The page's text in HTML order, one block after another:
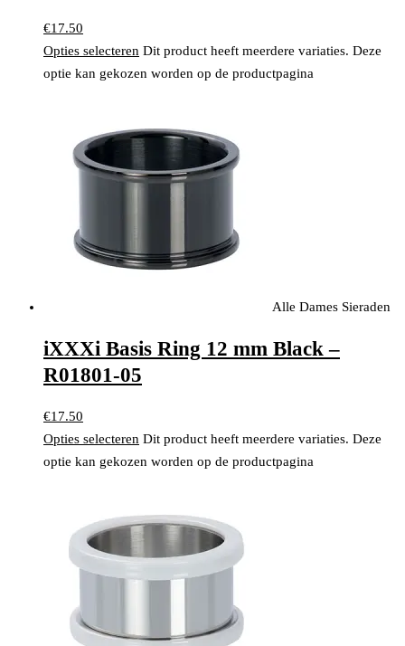
€17.50
Opties selecteren Dit product heeft meerdere variaties. Deze
optie kan gekozen worden op de productpagina
Alle Dames Sieraden
iXXXi Basis Ring 12 mm Black –
R01801-05
€17.50
Opties selecteren Dit product heeft meerdere variaties. Deze
optie kan gekozen worden op de productpagina